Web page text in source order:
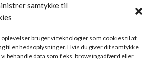
samtykke til
oplevelser bruger vi teknologier som cookies til at
til enhedsoplysninger. Hvis du giver dit samtykke
behandle data som f.eks. browsingadfærd eller